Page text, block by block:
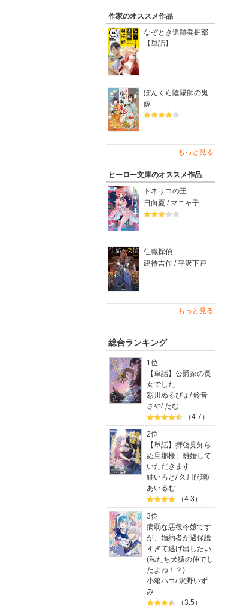
作家のオススメ作品
なぞとき遺跡発掘部
【単話】
ぼんくら陰陽師の鬼
嫁
もっと見る
ヒーロー文庫のオススメ作品
トネリコの王
日向夏 / マニャ子
住職探偵
建待吉作 / 平沢下戸
もっと見る
総合ランキング
1位
【単話】公爵家の長
女でした
彩川ぬるぴょ /鈴音
さや/たむ
（4.7）
2位
【単話】拝啓見知ら
ぬ旦那様、離婚して
いただきます
紬いろと / 久川航璃/
あいるむ
（4.3）
3位
病弱な悪役令嬢です
が、婚約者が過保護
すぎて逃げ出したい
(私たち犬猿の仲でし
たよね！？)
小箱ハコ/沢野いず
み
（3.5）